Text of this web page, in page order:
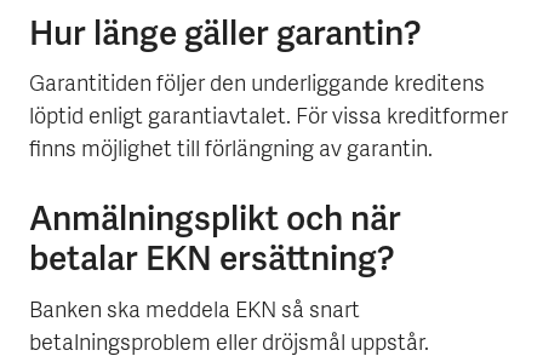
Hur länge gäller garantin?
Garantitiden följer den underliggande kreditens
löptid enligt garantiavtalet. För vissa kreditformer
finns möjlighet till förlängning av garantin.
Anmälningsplikt och när
betalar EKN ersättning?
Banken ska meddela EKN så snart
betalningsproblem eller dröjsmål uppstår.